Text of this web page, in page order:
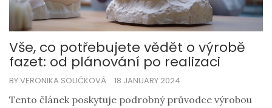
Vše, co potřebujete vědět o výrobě
fazet: od plánování po realizaci
BY VERONIKA SOUČKOVÁ 18 JANUARY 2024
Tento článek poskytuje podrobný průvodce výrobou